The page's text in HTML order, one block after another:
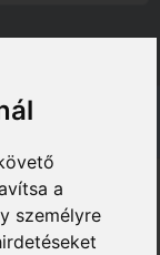
a
személyre
vágótárcsák